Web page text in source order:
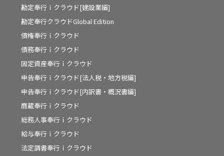
勘定奉行ｉクラウド[建設業編]
勘定奉行クラウドGlobal Edition
債権奉行ｉクラウド
債務奉行ｉクラウド
固定資産奉行ｉクラウド
申告奉行ｉクラウド[法人税・地方税編]
申告奉行ｉクラウド[内訳書・概況書編]
商蔵奉行ｉクラウド
総務人事奉行ｉクラウド
給与奉行ｉクラウド
法定調書奉行ｉクラウド